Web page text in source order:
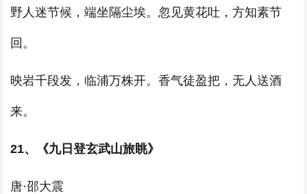
野人迷节候，端坐隔尘埃。忽见黄花吐，方知素节
回。
映岩千段发，临浦万株开。香气徒盈把，无人送酒
来。
21、《九日登玄武山旅眺》
唐·邵大震